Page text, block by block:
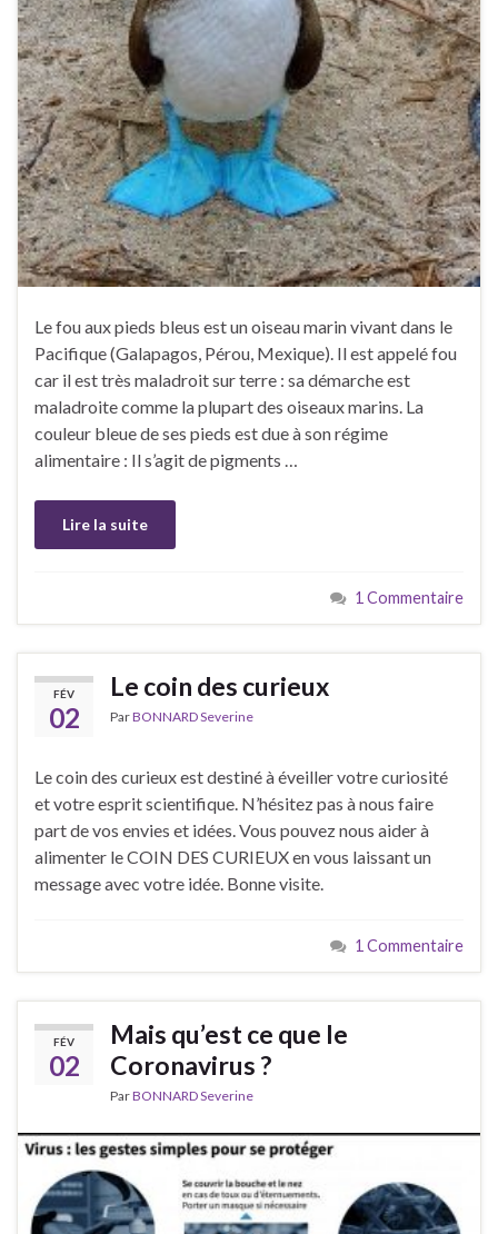
Le fou aux pieds bleus est un oiseau marin vivant dans le
Pacifique (Galapagos, Pérou, Mexique). Il est appelé fou
car il est très maladroit sur terre : sa démarche est
maladroite comme la plupart des oiseaux marins. La
couleur bleue de ses pieds est due à son régime
alimentaire : Il s’agit de pigments …
Lire la suite
1 Commentaire
FÉV
02
Le coin des curieux
ParBONNARD Severine
Le coin des curieux est destiné à éveiller votre curiosité
et votre esprit scientifique. N’hésitez pas à nous faire
part de vos envies et idées. Vous pouvez nous aider à
alimenter le COIN DES CURIEUX en vous laissant un
message avec votre idée. Bonne visite.
1 Commentaire
FÉV
02
Mais qu’est ce que le
Coronavirus ?
ParBONNARD Severine